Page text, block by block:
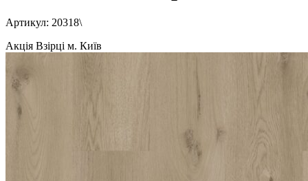
Артикул: 20318\
Акція Взірці м. Київ